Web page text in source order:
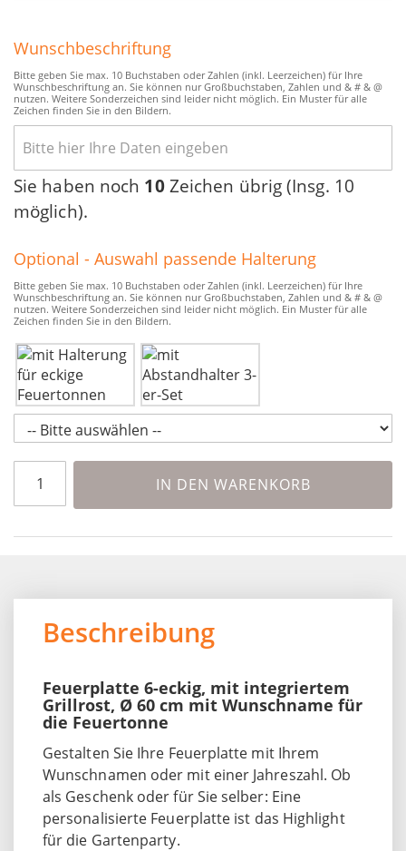
Wunschbeschriftung
Bitte geben Sie max. 10 Buchstaben oder Zahlen (inkl. Leerzeichen) für Ihre
Wunschbeschriftung an. Sie können nur Großbuchstaben, Zahlen und & # & @
nutzen. Weitere Sonderzeichen sind leider nicht möglich. Ein Muster für alle
Zeichen finden Sie in den Bildern.
Sie haben noch 10Zeichen übrig (Insg. 10
möglich).
Optional - Auswahl passende Halterung
Bitte geben Sie max. 10 Buchstaben oder Zahlen (inkl. Leerzeichen) für Ihre
Wunschbeschriftung an. Sie können nur Großbuchstaben, Zahlen und & # & @
nutzen. Weitere Sonderzeichen sind leider nicht möglich. Ein Muster für alle
Zeichen finden Sie in den Bildern.
IN DEN WARENKORB
Beschreibung
Feuerplatte 6-eckig, mit integriertem
Grillrost, Ø 60 cm mit Wunschname für
die Feuertonne
Gestalten Sie Ihre Feuerplatte mit Ihrem
Wunschnamen oder mit einer Jahreszahl. Ob
als Geschenk oder für Sie selber: Eine
personalisierte Feuerplatte ist das Highlight
für die Gartenparty.